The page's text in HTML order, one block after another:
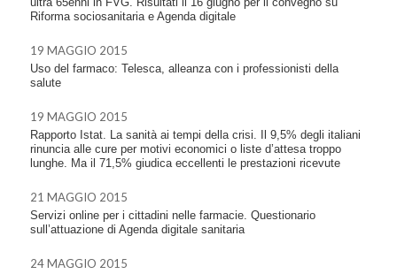
Riforma sociosanitaria e Agenda digitale
19 MAGGIO 2015
Uso del farmaco: Telesca, alleanza con i professionisti della
salute
19 MAGGIO 2015
Rapporto Istat. La sanità ai tempi della crisi. Il 9,5% degli italiani
rinuncia alle cure per motivi economici o liste d’attesa troppo
lunghe. Ma il 71,5% giudica eccellenti le prestazioni ricevute
21 MAGGIO 2015
Servizi online per i cittadini nelle farmacie. Questionario
sull’attuazione di Agenda digitale sanitaria
24 MAGGIO 2015